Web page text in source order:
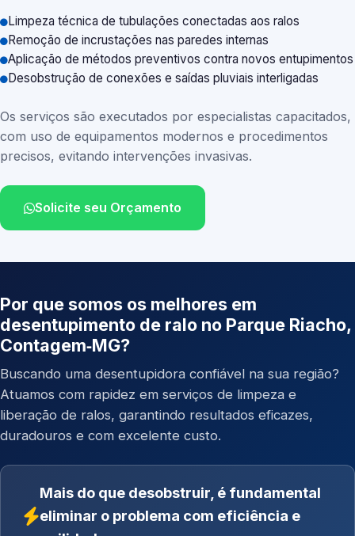
Limpeza técnica de tubulações conectadas aos ralos
Remoção de incrustações nas paredes internas
Aplicação de métodos preventivos contra novos entupimentos
Desobstrução de conexões e saídas pluviais interligadas
Os serviços são executados por especialistas capacitados,
com uso de equipamentos modernos e procedimentos
precisos, evitando intervenções invasivas.
Solicite seu Orçamento
Por que somos os melhores em
desentupimento de ralo no Parque Riacho,
Contagem‑MG?
Buscando uma desentupidora confiável na sua região?
Atuamos com rapidez em serviços de limpeza e
liberação de ralos, garantindo resultados eficazes,
duradouros e com excelente custo.
Mais do que desobstruir, é fundamental
eliminar o problema com eficiência e